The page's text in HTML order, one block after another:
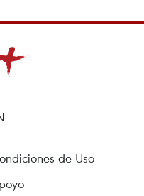
de Uso